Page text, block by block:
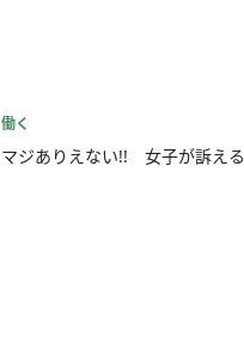
働く
マジありえない!! 女子が訴え